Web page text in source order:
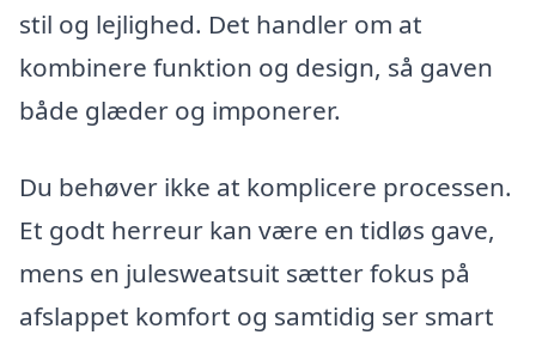
stil og lejlighed. Det handler om at
kombinere funktion og design, så gaven
både glæder og imponerer.
Du behøver ikke at komplicere processen.
Et godt herreur kan være en tidløs gave,
mens en julesweatsuit sætter fokus på
afslappet komfort og samtidig ser smart